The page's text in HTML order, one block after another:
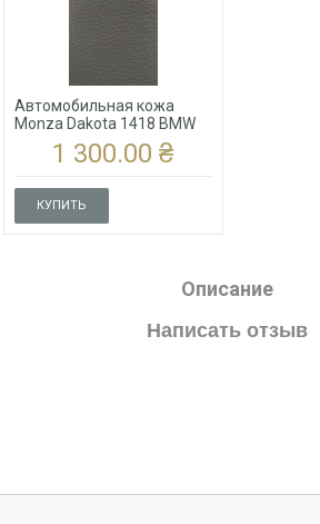
Автомобильная кожа
Monza Dakota 1418 BMW
1 300.00 ₴
КУПИТЬ
Описание
Написать отзыв